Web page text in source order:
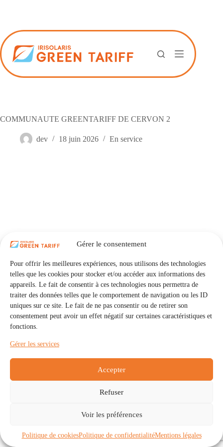
Gérer le consentement
Pour offrir les meilleures expériences, nous utilisons des technologies
telles que les cookies pour stocker et/ou accéder aux informations des
appareils. Le fait de consentir à ces technologies nous permettra de
traiter des données telles que le comportement de navigation ou les ID
uniques sur ce site. Le fait de ne pas consentir ou de retirer son
consentement peut avoir un effet négatif sur certaines caractéristiques et
fonctions.
Gérer les services
Accepter
Refuser
Voir les préférences
Politique de cookiesPolitique de confidentialitéMentions légales
COMMUNAUTE GREENTARIFF DE CERVON 2
dev 18 juin 2026 En service
Communautés
À propos
Politique de cookies (UE)